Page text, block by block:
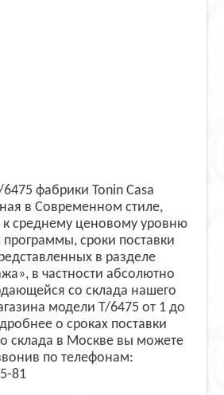
фабрики Tonin Casa
в Современном стиле,
к среднему ценовому уровню
программы, сроки поставки
в разделе
в частности абсолютно
со склада нашего
модели T/6475 от 1 до
о сроках поставки
склада в Москве вы можете
по телефонам:
81